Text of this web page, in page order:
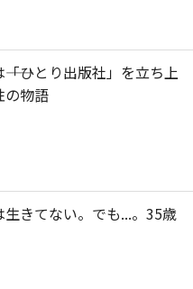
「ひとり出版社」を立ち上
の物語
きてない。でも...。35歳